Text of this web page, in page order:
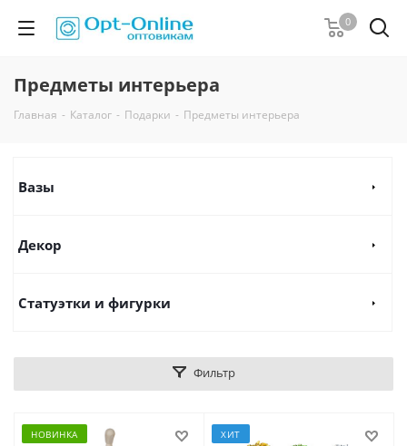
0
Предметы интерьера
Главная - Каталог - Подарки - Предметы интерьера
Вазы
Декор
Статуэтки и фигурки
Фильтр
НОВИНКА ХИТ